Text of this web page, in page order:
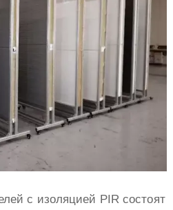
с изоляцией PIR состоят